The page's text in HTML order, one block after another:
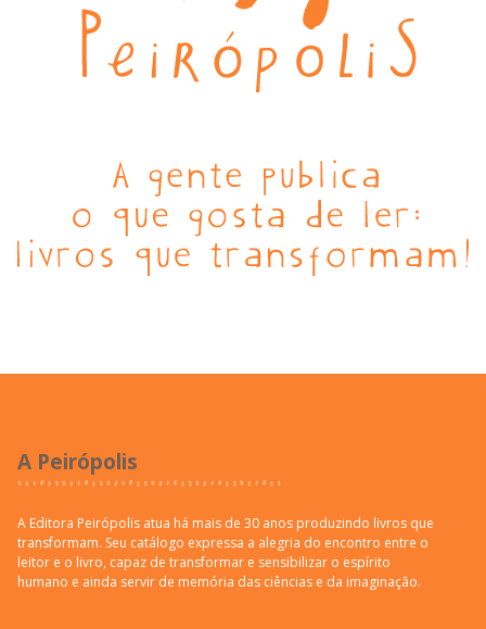
A Peirópolis
A Editora Peirópolis atua há mais de 30 anos produzindo livros que
transformam. Seu catálogo expressa a alegria do encontro entre o
leitor e o livro, capaz de transformar e sensibilizar o espírito
humano e ainda servir de memória das ciências e da imaginação.